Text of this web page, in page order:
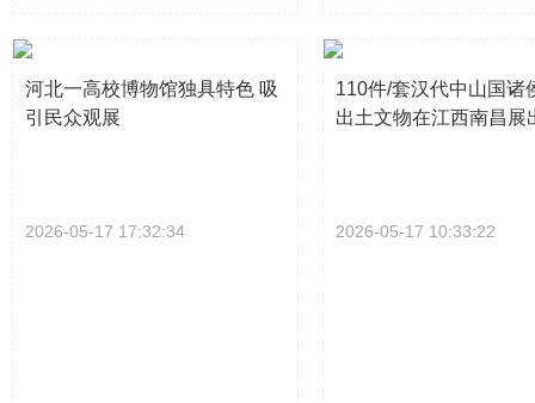
河北一高校博物馆独具特色 吸
引民众观展
2026-05-17 17:32:34
110件/套汉代中山国诸
出土文物在江西南昌展
2026-05-17 10:33:22